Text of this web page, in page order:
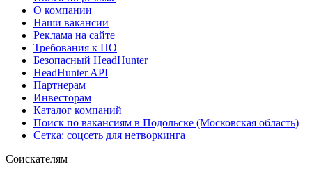
О компании
Наши вакансии
Реклама на сайте
Требования к ПО
Безопасный HeadHunter
HeadHunter API
Партнерам
Инвесторам
Каталог компаний
Поиск по вакансиям в Подольске (Московская область)
Сетка: соцсеть для нетворкинга
Соискателям